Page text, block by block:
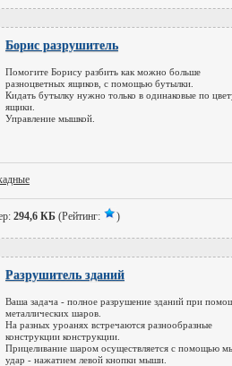
Борис разрушитель
Помогите Борису разбить как можно больше
разноцветных ящиков, с помощью бутылки.
Кидать бутылку нужно только в одинаковые по
ящики.
Управление мышкой.
294,6 КБ (Рейтинг: )
Разрушитель зданий
Ваша задача - полное разрушение зданий при
металлических шаров.
На разных уроанях встречаются разнообразные
конструкции конструкции.
Прицеливание шаром осуществляется с помощью
удар - нажатием левой кнопки мыши.